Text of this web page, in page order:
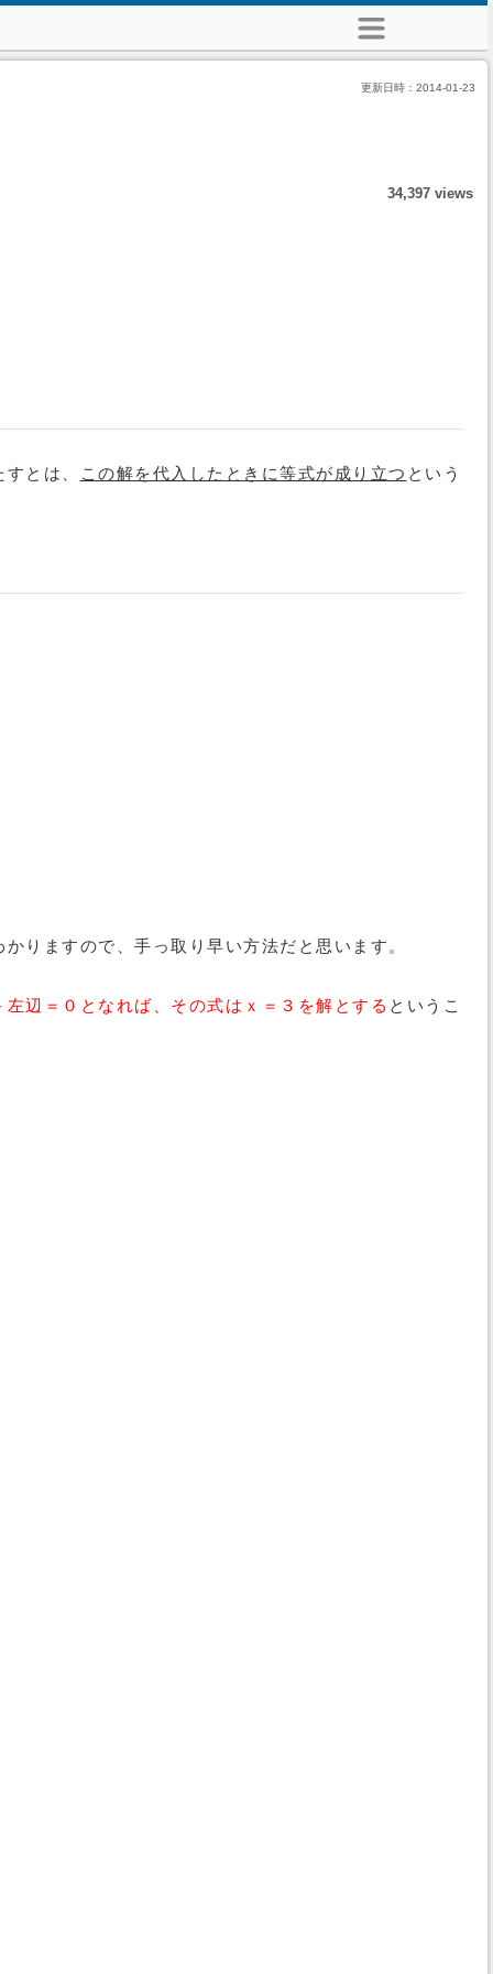
更新日時： 2014-01-23
34,397 views
とは、 この解を代入したときに等式が成り立つ という
りますので、手っ取り早い方法だと思います。
辺＝０となれば、その式はｘ＝３を解とする というこ